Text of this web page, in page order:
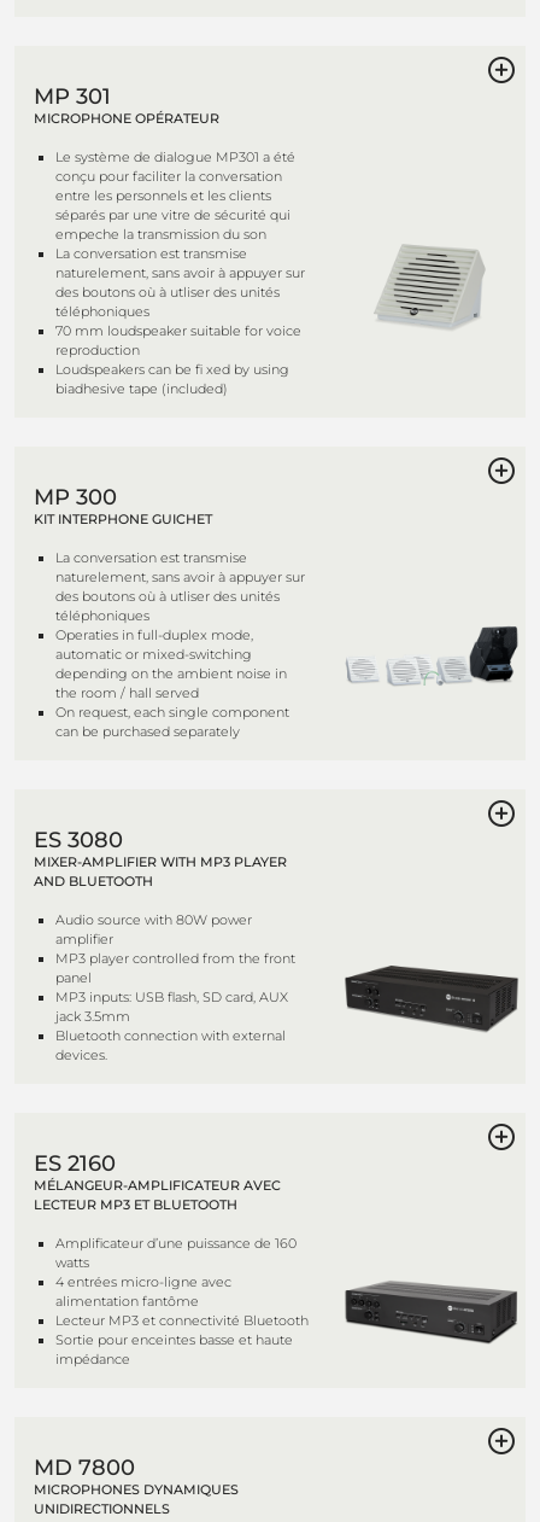
MP 301
MICROPHONE OPÉRATEUR
Le système de dialogue MP301 a été
conçu pour faciliter la conversation
entre les personnels et les clients
séparés par une vitre de sécurité qui
empeche la transmission du son
La conversation est transmise
naturelement, sans avoir à appuyer sur
des boutons où à utliser des unités
téléphoniques
70 mm loudspeaker suitable for voice
reproduction
Loudspeakers can be fi xed by using
biadhesive tape (included)
MP 300
KIT INTERPHONE GUICHET
La conversation est transmise
naturelement, sans avoir à appuyer sur
des boutons où à utliser des unités
téléphoniques
Operaties in full-duplex mode,
automatic or mixed-switching
depending on the ambient noise in
the room / hall served
On request, each single component
can be purchased separately
ES 3080
MIXER-AMPLIFIER WITH MP3 PLAYER
AND BLUETOOTH
Audio source with 80W power
amplifier
MP3 player controlled from the front
panel
MP3 inputs: USB flash, SD card, AUX
jack 3.5mm
Bluetooth connection with external
devices.
ES 2160
MÉLANGEUR-AMPLIFICATEUR AVEC
LECTEUR MP3 ET BLUETOOTH
Amplificateur d’une puissance de 160
watts
4 entrées micro-ligne avec
alimentation fantôme
Lecteur MP3 et connectivité Bluetooth
Sortie pour enceintes basse et haute
impédance
MD 7800
MICROPHONES DYNAMIQUES
UNIDIRECTIONNELS